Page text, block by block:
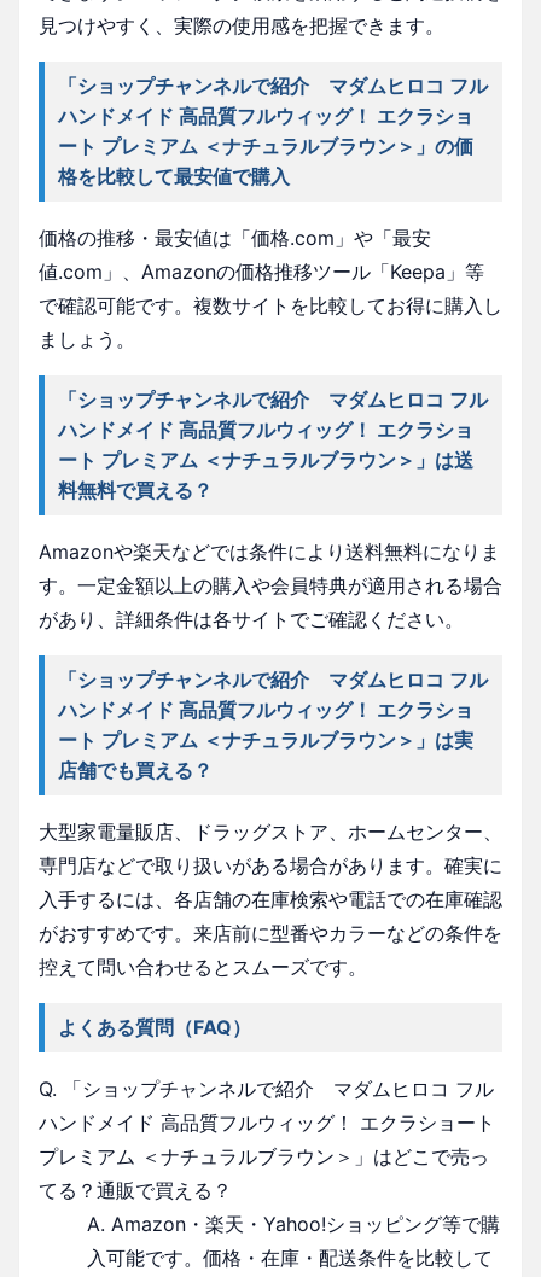
見つけやすく、実際の使用感を把握できます。
「ショップチャンネルで紹介 マダムヒロコ フル
ハンドメイド 高品質フルウィッグ！ エクラショ
ート プレミアム ＜ナチュラルブラウン＞」の価
格を比較して最安値で購入
価格の推移・最安値は「価格.com」や「最安
値.com」、Amazonの価格推移ツール「Keepa」等
で確認可能です。複数サイトを比較してお得に購入し
ましょう。
「ショップチャンネルで紹介 マダムヒロコ フル
ハンドメイド 高品質フルウィッグ！ エクラショ
ート プレミアム ＜ナチュラルブラウン＞」は送
料無料で買える？
Amazonや楽天などでは条件により送料無料になりま
す。一定金額以上の購入や会員特典が適用される場合
があり、詳細条件は各サイトでご確認ください。
「ショップチャンネルで紹介 マダムヒロコ フル
ハンドメイド 高品質フルウィッグ！ エクラショ
ート プレミアム ＜ナチュラルブラウン＞」は実
店舗でも買える？
大型家電量販店、ドラッグストア、ホームセンター、
専門店などで取り扱いがある場合があります。確実に
入手するには、各店舗の在庫検索や電話での在庫確認
がおすすめです。来店前に型番やカラーなどの条件を
控えて問い合わせるとスムーズです。
よくある質問（FAQ）
Q. 「ショップチャンネルで紹介 マダムヒロコ フル
ハンドメイド 高品質フルウィッグ！ エクラショート
プレミアム ＜ナチュラルブラウン＞」はどこで売っ
てる？通販で買える？
A. Amazon・楽天・Yahoo!ショッピング等で購
入可能です。価格・在庫・配送条件を比較して